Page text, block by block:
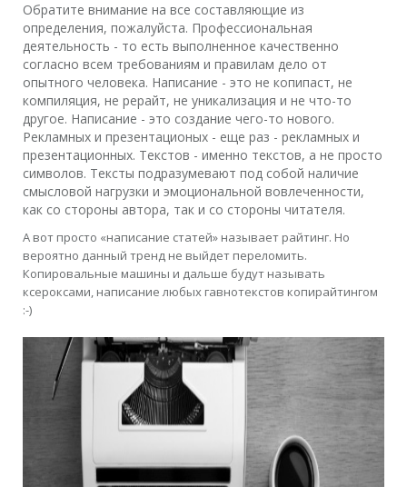
Обратите внимание на все составляющие из
определения, пожалуйста. Профессиональная
деятельность - то есть выполненное качественно
согласно всем требованиям и правилам дело от
опытного человека. Написание - это не копипаст, не
компиляция, не рерайт, не уникализация и не что-то
другое. Написание - это создание чего-то нового.
Рекламных и презентационых - еще раз - рекламных и
презентационных. Текстов - именно текстов, а не просто
символов. Тексты подразумевают под собой наличие
смысловой нагрузки и эмоциональной вовлеченности,
как со стороны автора, так и со стороны читателя.
А вот просто «написание статей» называет райтинг. Но
вероятно данный тренд не выйдет переломить.
Копировальные машины и дальше будут называть
ксероксами, написание любых гавнотекстов копирайтингом
:-)